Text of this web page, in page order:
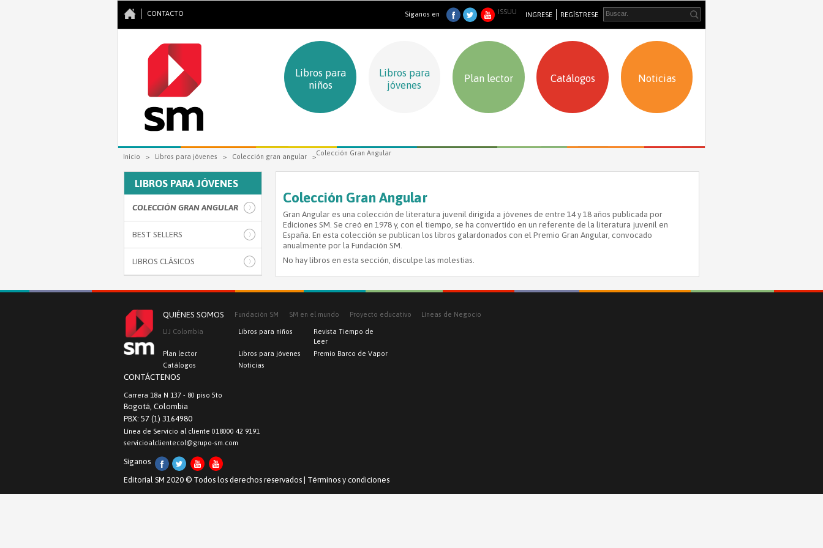
CONTACTO Síganos en ISSUU INGRESE REGÍSTRESE
Libros para
niños
Libros para
jóvenes
Plan lector Catálogos Noticias
Se encuentra usted aquí
Inicio > Libros para jóvenes > Colección gran angular >Colección Gran Angular
LIBROS PARA JÓVENES
COLECCIÓN GRAN ANGULAR
BEST SELLERS
LIBROS CLÁSICOS
Colección Gran Angular
Gran Angular es una colección de literatura juvenil dirigida a jóvenes de entre 14 y 18 años publicada por
Ediciones SM. Se creó en 1978 y, con el tiempo, se ha convertido en un referente de la literatura juvenil en
España. En esta colección se publican los libros galardonados con el Premio Gran Angular, convocado
anualmente por la Fundación SM.
No hay libros en esta sección, disculpe las molestias.
QUIÉNES SOMOS Fundación SM SM en el mundo Proyecto educativo Líneas de Negocio
LIJ Colombia Libros para niños
Revista Tiempo de
Leer
Plan lector
Libros para jóvenes
Premio Barco de Vapor
Catálogos
Noticias
CONTÁCTENOS
Carrera 18a N 137 - 80 piso 5to
Bogotá, Colombia
PBX: 57 (1) 3164980
Línea de Servicio al cliente 018000 42 9191
servicioalclientecol@grupo-sm.com
Síganos
Editorial SM 2020 © Todos los derechos reservados | Términos y condiciones